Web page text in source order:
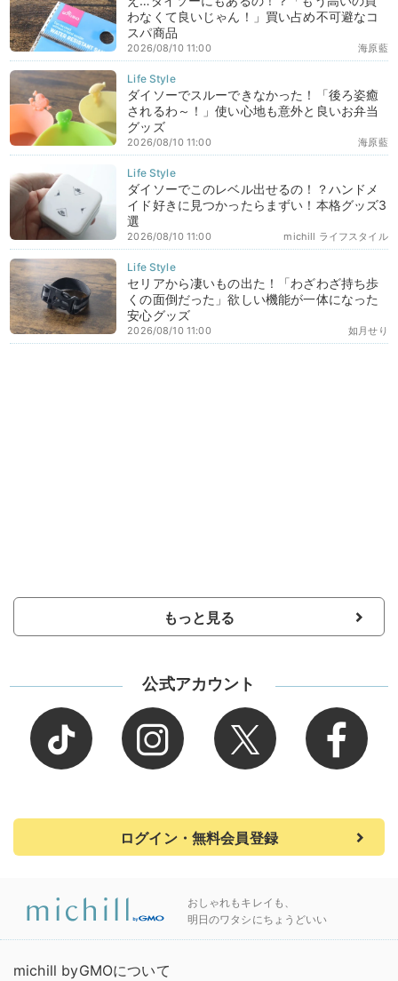
わなくて良いじゃん！」買い占め不可避なコ
スパ商品
海原藍
2026/08/10 11:00
ダイソーでスルーできなかった！「後ろ姿癒
されるわ～！」使い心地も意外と良いお弁当
グッズ
海原藍
2026/08/10 11:00
ダイソーでこのレベル出せるの！？ハンドメ
イド好きに見つかったらまずい！本格グッズ3
選
michill ライフスタイル
2026/08/10 11:00
セリアから凄いもの出た！「わざわざ持ち歩
くの面倒だった」欲しい機能が一体になった
安心グッズ
如月せり
2026/08/10 11:00
もっと見る
公式アカウント
ログイン・無料会員登録
おしゃれもキレイも、
明日のワタシにちょうどいい
michill byGMOについて